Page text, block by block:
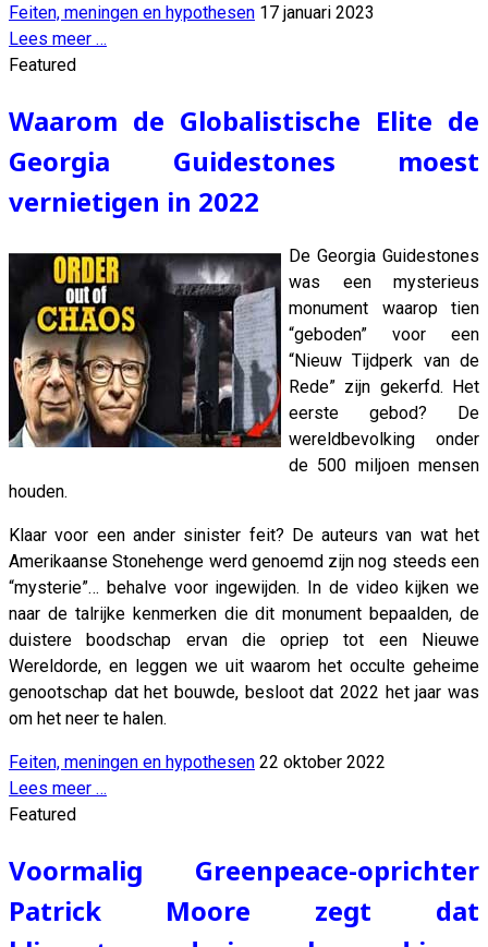
Feiten, meningen en hypothesen 17 januari 2023
Lees meer …
Featured
Waarom de Globalistische Elite de
Georgia Guidestones moest
vernietigen in 2022
De Georgia Guidestones
was een mysterieus
monument waarop tien
“geboden” voor een
“Nieuw Tijdperk van de
Rede” zijn gekerfd. Het
eerste gebod? De
wereldbevolking onder
de 500 miljoen mensen
houden.
Klaar voor een ander sinister feit? De auteurs van wat het
Amerikaanse Stonehenge werd genoemd zijn nog steeds een
“mysterie”… behalve voor ingewijden. In de video kijken we
naar de talrijke kenmerken die dit monument bepaalden, de
duistere boodschap ervan die opriep tot een Nieuwe
Wereldorde, en leggen we uit waarom het occulte geheime
genootschap dat het bouwde, besloot dat 2022 het jaar was
om het neer te halen.
Feiten, meningen en hypothesen 22 oktober 2022
Lees meer …
Featured
Voormalig Greenpeace-oprichter
Patrick Moore zegt dat